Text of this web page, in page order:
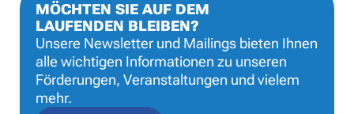
MÖCHTEN SIE AUF DEM
LAUFENDEN BLEIBEN?
Unsere Newsletter und Mailings bieten Ihnen
alle wichtigen Informationen zu unseren
Förderungen, Veranstaltungen und vielem
mehr.